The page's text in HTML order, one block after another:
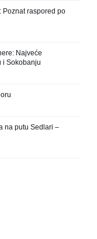
Poznat raspored po
Najveće
i Sokobanju
na putu Sedlari –